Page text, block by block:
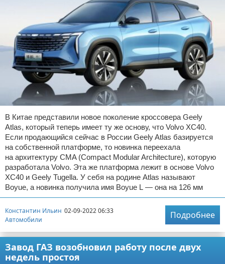
В Китае представили новое поколение кроссовера Geely
Atlas, который теперь имеет ту же основу, что Volvo XC40.
Если продающийся сейчас в России Geely Atlas базируется
на собственной платформе, то новинка переехала
на архитектуру CMA (Compact Modular Architecture), которую
разработала Volvo. Эта же платформа лежит в основе Volvo
XC40 и Geely Tugella. У себя на родине Atlas называют
Boyue, а новинка получила имя Boyue L — она на 126 мм
Константин Ильин 02-09-2022 06:33
Автомобили
Подробнее
Завод ГАЗ возобновил работу после двух
недель простоя